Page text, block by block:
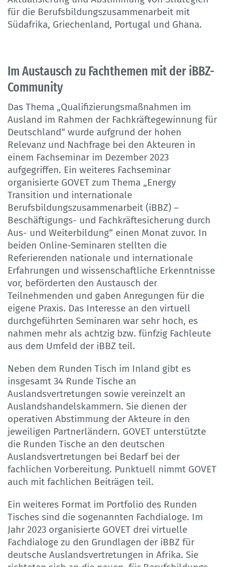
für die Berufsbildungszusammenarbeit mit
Südafrika, Griechenland, Portugal und Ghana.
Im Austausch zu Fachthemen mit der iBBZ-
Community
Das Thema „Qualifizierungsmaßnahmen im
Ausland im Rahmen der Fachkräftegewinnung für
Deutschland“ wurde aufgrund der hohen
Relevanz und Nachfrage bei den Akteuren in
einem Fachseminar im Dezember 2023
aufgegriffen. Ein weiteres Fachseminar
organisierte GOVET zum Thema „Energy
Transition und internationale
Berufsbildungszusammenarbeit (iBBZ) –
Beschäftigungs- und Fachkräftesicherung durch
Aus- und Weiterbildung“ einen Monat zuvor. In
beiden Online-Seminaren stellten die
Referierenden nationale und internationale
Erfahrungen und wissenschaftliche Erkenntnisse
vor, beförderten den Austausch der
Teilnehmenden und gaben Anregungen für die
eigene Praxis. Das Interesse an den virtuell
durchgeführten Seminaren war sehr hoch, es
nahmen mehr als achtzig bzw. fünfzig Fachleute
aus dem Umfeld der iBBZ teil.
Neben dem Runden Tisch im Inland gibt es
insgesamt 34 Runde Tische an
Auslandsvertretungen sowie vereinzelt an
Auslandshandelskammern. Sie dienen der
operativen Abstimmung der Akteure in den
jeweiligen Partnerländern. GOVET unterstützte
die Runden Tische an den deutschen
Auslandsvertretungen bei Bedarf bei der
fachlichen Vorbereitung. Punktuell nimmt GOVET
auch mit fachlichen Beiträgen teil.
Ein weiteres Format im Portfolio des Runden
Tisches sind die sogenannten Fachdialoge. Im
Jahr 2023 organisierte GOVET drei virtuelle
Fachdialoge zu den Grundlagen der iBBZ für
deutsche Auslandsvertretungen in Afrika. Sie